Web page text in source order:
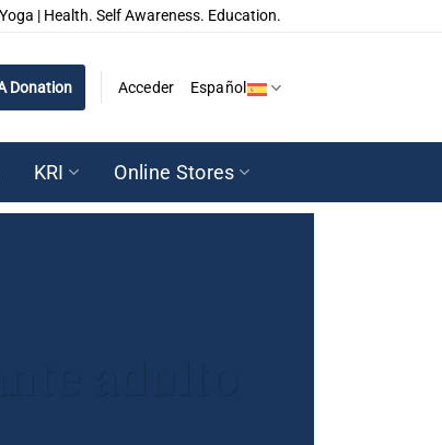
| Health. Self Awareness. Education.
Donation Acceder Español
KRI Online Stores